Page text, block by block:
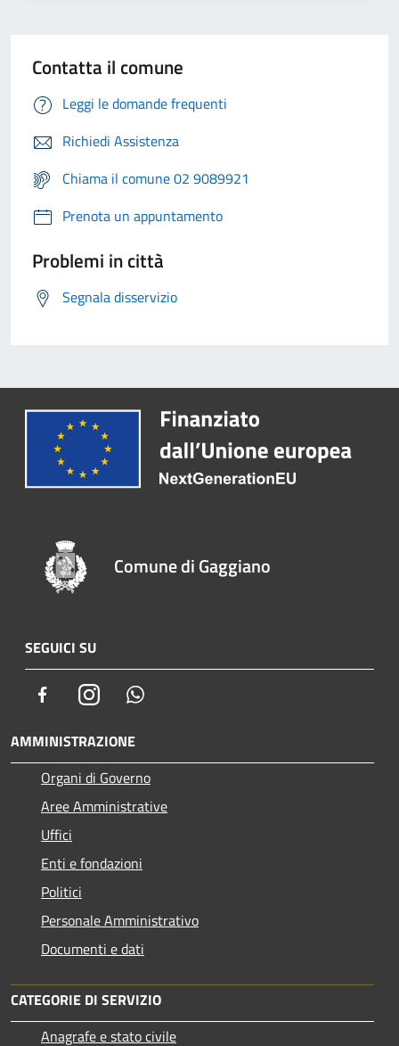
Contatta il comune
Leggi le domande frequenti
Richiedi Assistenza
Chiama il comune 02 9089921
Prenota un appuntamento
Problemi in città
Segnala disservizio
Comune di Gaggiano
SEGUICI SU
FacebookInstagram
AMMINISTRAZIONE
Organi di Governo
Aree Amministrative
Uffici
Enti e fondazioni
Politici
Personale Amministrativo
Documenti e dati
CATEGORIE DI SERVIZIO
Anagrafe e stato civile